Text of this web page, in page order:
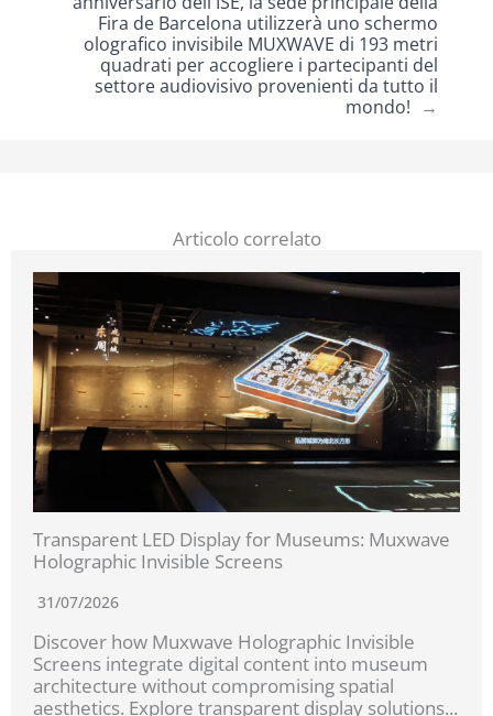
Fira de Barcelona utilizzerà uno schermo
olografico invisibile MUXWAVE di 193 metri
quadrati per accogliere i partecipanti del
settore audiovisivo provenienti da tutto il
mondo! →
Articolo correlato
Transparent LED Display for Museums: Muxwave
Holographic Invisible Screens
31/07/2026
Discover how Muxwave Holographic Invisible
Screens integrate digital content into museum
architecture without compromising spatial
aesthetics. Explore transparent display solutions...